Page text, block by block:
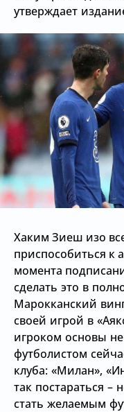
утверждает
Хаким Зиеш изо
приспособиться к
момента
сделать это в
Марокканский
своей игрой в
игроком основы
футболистом
клуба:«Милан»,
так постараться
стать желаемым